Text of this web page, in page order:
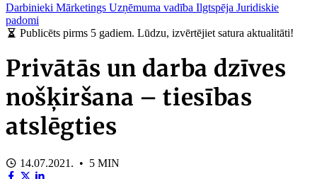
Darbinieki Mārketings Uzņēmuma vadība Ilgtspēja Juridiskie
padomi
Publicēts pirms 5 gadiem. Lūdzu, izvērtējiet satura aktualitāti!
Privātās un darba dzīves
nošķiršana – tiesības
atslēgties
14.07.2021. • 5 MIN